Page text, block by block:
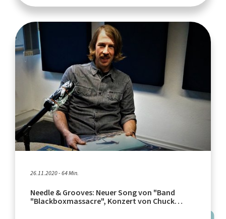
26.11.2020 - 64 Min.
Needle & Grooves: Neuer Song von "Band
"Blackboxmassacre", Konzert von Chuck